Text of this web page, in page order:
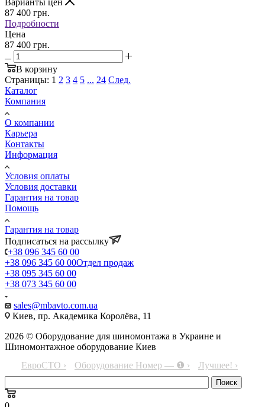
87 400 грн.
Подробности
Цена
87 400 грн.
В корзину
Страницы: 1 2 3 4 5 ... 24 След.
Каталог
Компания
О компании
Карьера
Контакты
Информация
Условия оплаты
Условия доставки
Гарантия на товар
Помощь
Гарантия на товар
Подписаться на рассылку
+38 096 345 60 00
+38 096 345 60 00Отдел продаж
+38 095 345 60 00
+38 073 345 60 00
sales@mbavto.com.ua
Киев, пр. Академика Королёва, 11
2026 © Оборудование для шиномонтажа в Украине и
Шиномонтажное оборудование Киев
ЕвроСТО ›
Оборудование Номер — ❶ › Лучшее! ›